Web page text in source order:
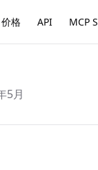
价格 API MCP
5月